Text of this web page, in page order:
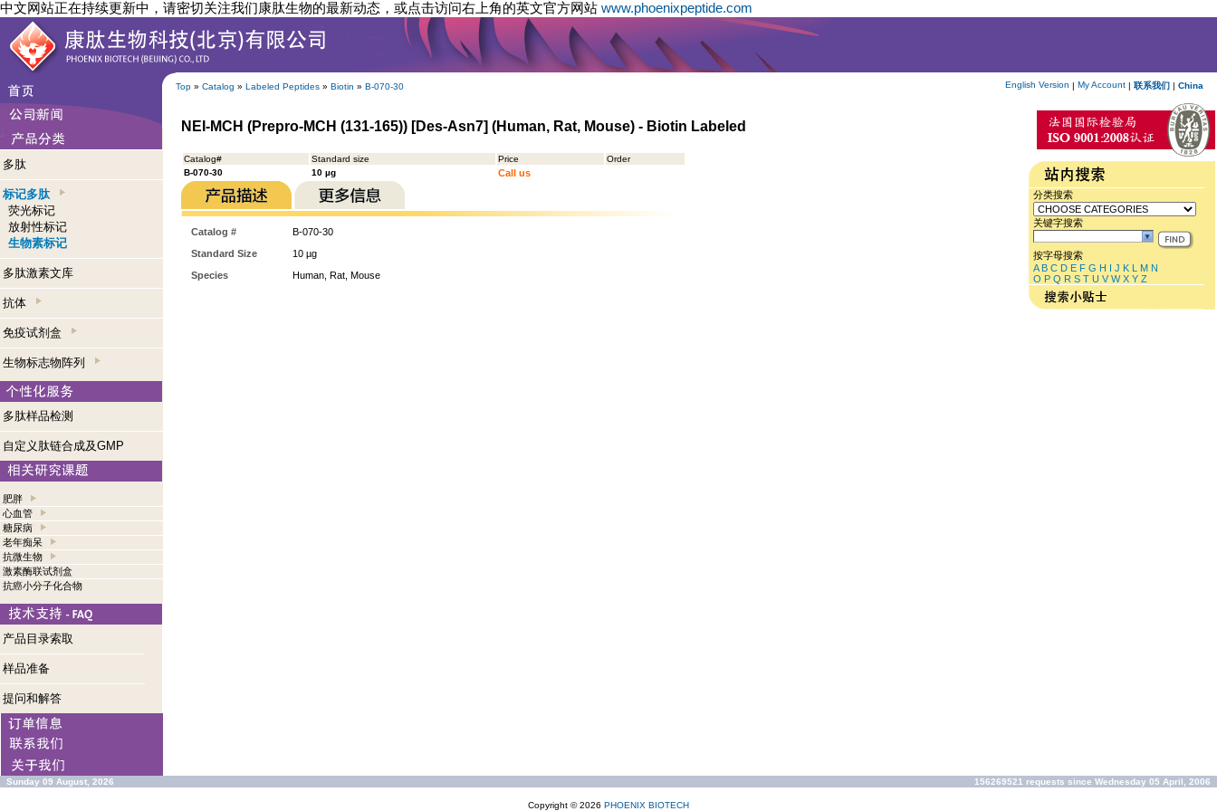
中文网站正在持续更新中，请密切关注我们康肽生物的最新动态，或点击访问右上角的英文官方网站 www.phoenixpeptide.com
Top » Catalog » Labeled Peptides » Biotin » B-070-30 English Version | My Account | 联系我们 | China
多肽
标记多肽
荧光标记
放射性标记
生物素标记
多肽激素文库
抗体
免疫试剂盒
生物标志物阵列
多肽样品检测
自定义肽链合成及GMP
肥胖
心血管
糖尿病
老年痴呆
抗微生物
激素酶联试剂盒
抗癌小分子化合物
产品目录索取
样品准备
提问和解答
NEI-MCH (Prepro-MCH (131-165)) [Des-Asn7] (Human, Rat, Mouse) - Biotin Labeled
Catalog# Standard size Price
Order
B-070-30
10 µg Call us
Catalog #
B-070-30
Standard Size
10 µg
Species
Human, Rat, Mouse
分类搜索
关键字搜索
按字母搜索
A B C D E F G H I J K L M N
O P Q R S T U V W X Y Z
Sunday 09 August, 2026 156269521 requests since Wednesday 05 April, 2006
Copyright © 2026 PHOENIX BIOTECH